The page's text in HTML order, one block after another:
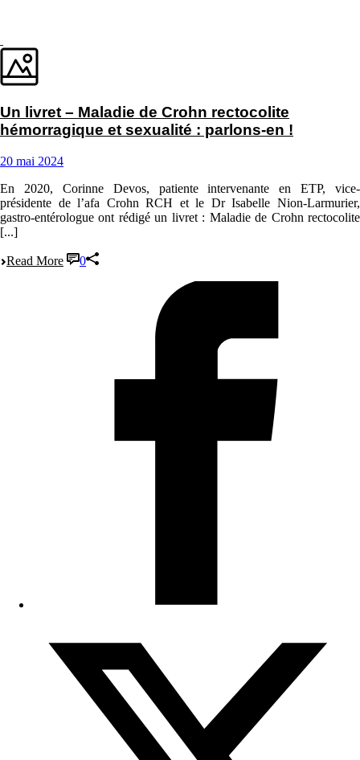
Un livret – Maladie de Crohn rectocolite
hémorragique et sexualité : parlons-en !
20 mai 2024
En 2020, Corinne Devos, patiente intervenante en ETP, vice-
présidente de l’afa Crohn RCH et le Dr Isabelle Nion-Larmurier,
gastro-entérologue ont rédigé un livret : Maladie de Crohn rectocolite
[...]
Read More 0